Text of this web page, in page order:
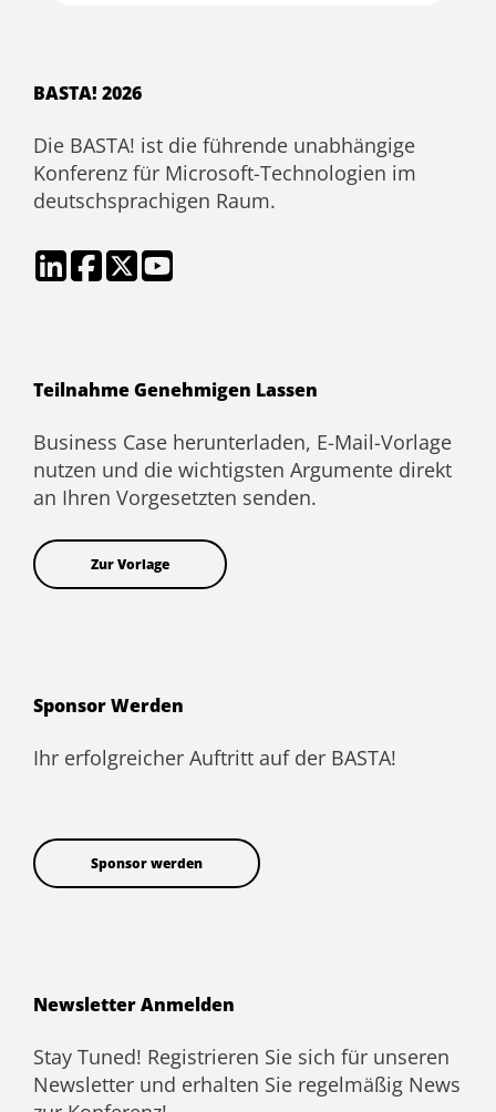
BASTA! 2026
Die BASTA! ist die führende unabhängige
Konferenz für Microsoft-Technologien im
deutschsprachigen Raum.
Teilnahme Genehmigen Lassen
Business Case herunterladen, E-Mail-Vorlage
nutzen und die wichtigsten Argumente direkt
an Ihren Vorgesetzten senden.
Zur Vorlage
Sponsor Werden
Ihr erfolgreicher Auftritt auf der BASTA!
Sponsor werden
Newsletter Anmelden
Stay Tuned! Registrieren Sie sich für unseren
Newsletter und erhalten Sie regelmäßig News